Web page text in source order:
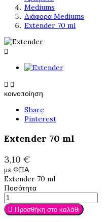
Mediums
Διάφορα Mediums
Extender 70 ml

 
κοινοποίηση
Share
Pinterest
Extender 70 ml
3,10 €
με ΦΠΑ
Extender 70 ml
Ποσότητα
 Προσθήκη στο καλάθι